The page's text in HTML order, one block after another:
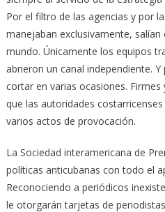
Por el filtro de las agencias y por
manejaban exclusivamente,
mundo. Únicamente los equipos
abrieron un canal independiente.
cortar en varias ocasiones.
que las autoridades
varios actos de provocación.
La Sociedad interamericana de
políticas anticubanas con todo el
Reconociendo a periódicos
le otorgarán tarjetas de